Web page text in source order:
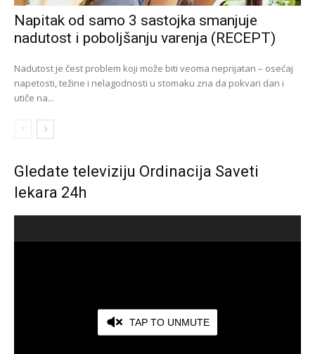
Napitak od samo 3 sastojka smanjuje
nadutost i poboljšanju varenja (RECEPT)
Nadutost je čest problem koji može biti veoma neprijatan – osećaj
napetosti, težine i nelagodnosti u stomaku zna da pokvari dan i
utiče na...
Gledate televiziju Ordinacija Saveti
lekara 24h